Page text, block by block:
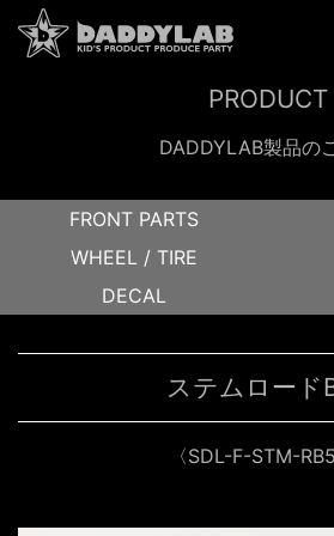
PRODUCT
DADDYLAB製品の
FRONT PARTS
WHEEL / TIRE
DECAL
ステムロード
〈SDL-F-STM-